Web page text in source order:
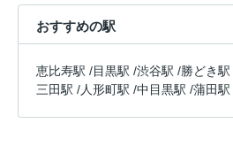
おすすめの駅
恵比寿駅 /目黒駅 /渋谷駅 /勝どき駅
三田駅 /人形町駅 /中目黒駅 /蒲田駅